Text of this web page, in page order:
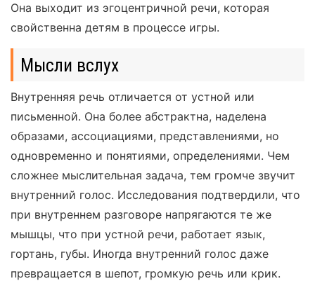
Она выходит из эгоцентричной речи, которая
свойственна детям в процессе игры.
Мысли вслух
Внутренняя речь отличается от устной или
письменной. Она более абстрактна, наделена
образами, ассоциациями, представлениями, но
одновременно и понятиями, определениями. Чем
сложнее мыслительная задача, тем громче звучит
внутренний голос. Исследования подтвердили, что
при внутреннем разговоре напрягаются те же
мышцы, что при устной речи, работает язык,
гортань, губы. Иногда внутренний голос даже
превращается в шепот, громкую речь или крик.